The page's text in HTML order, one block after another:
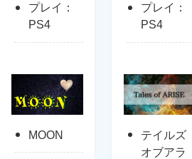
プレイ：
PS4
プレイ：
PS4
MOON
テイルズ
オブアラ